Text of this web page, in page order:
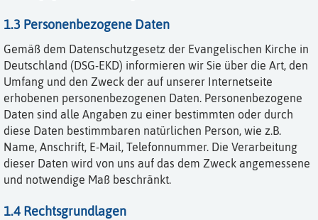
1.3 Personenbezogene Daten
Gemäß dem Datenschutzgesetz der Evangelischen Kirche in
Deutschland (DSG-EKD) informieren wir Sie über die Art, den
Umfang und den Zweck der auf unserer Internetseite
erhobenen personenbezogenen Daten. Personenbezogene
Daten sind alle Angaben zu einer bestimmten oder durch
diese Daten bestimmbaren natürlichen Person, wie z.B.
Name, Anschrift, E-Mail, Telefonnummer. Die Verarbeitung
dieser Daten wird von uns auf das dem Zweck angemessene
und notwendige Maß beschränkt.
1.4 Rechtsgrundlagen